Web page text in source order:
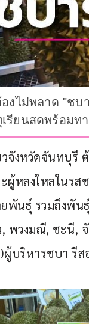
งไม่พลาด "ช
รียนสดพร้อมท
วจังหวัดจันทบุ
หลงใหลในรส
พันธุ์ รวมถึงพั
พวงมณี, ชะนี
บริหารชบา รีส